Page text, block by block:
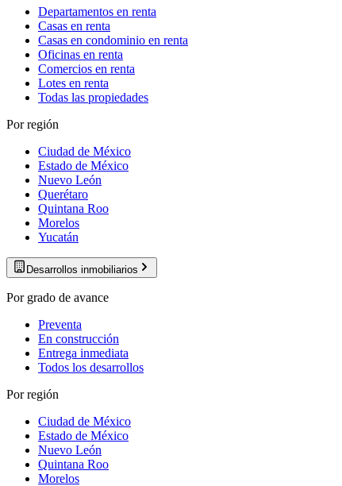
Departamentos en renta
Casas en renta
Casas en condominio en renta
Oficinas en renta
Comercios en renta
Lotes en renta
Todas las propiedades
Por región
Ciudad de México
Estado de México
Nuevo León
Querétaro
Quintana Roo
Morelos
Yucatán
Desarrollos inmobiliarios
Por grado de avance
Preventa
En construcción
Entrega inmediata
Todos los desarrollos
Por región
Ciudad de México
Estado de México
Nuevo León
Quintana Roo
Morelos